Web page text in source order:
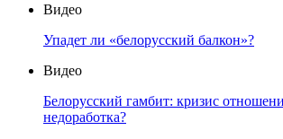
Видео
Упадет ли «белорусский балкон»?
Видео
Белорусский гамбит: кризис
недоработка?